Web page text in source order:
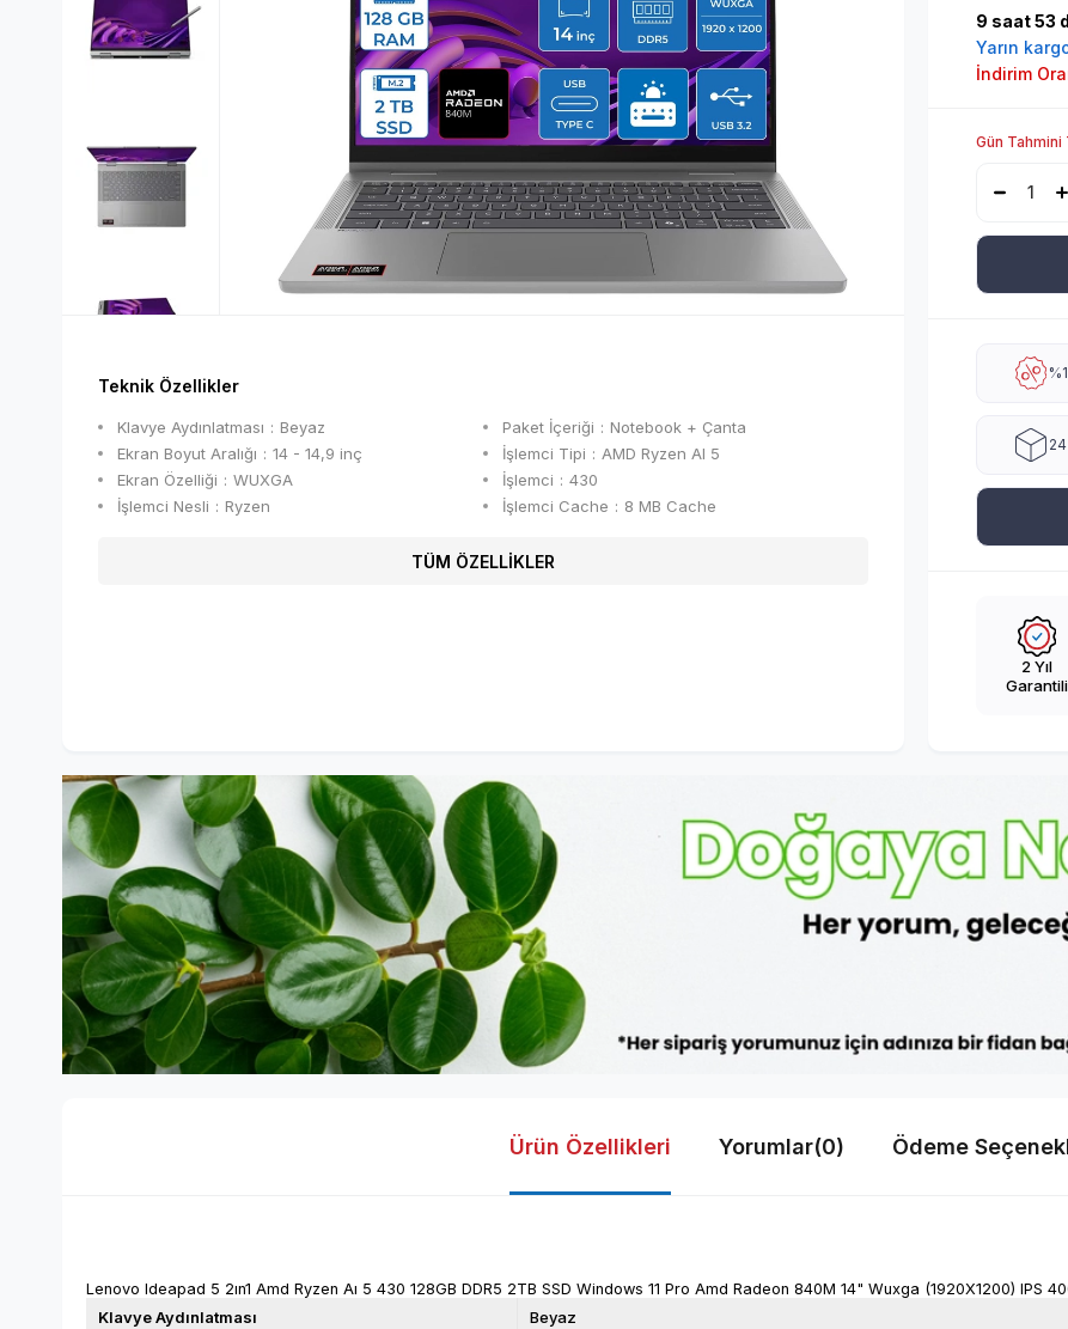
Teknik Özellikler
Klavye Aydınlatması Beyaz Paket İçeriği
Notebook + Çanta
Ekran Boyut Aralığı
14 - 14,9 inç İşlemci Tipi
AMD Ryzen AI 5
Ekran Özelliği
WUXGA İşlemci
430
İşlemci Nesli
Ryzen İşlemci Cache 8 MB Cache
TÜM ÖZELLİKLER
9 saat53
Yarın
İndirim
Gün
2 Yıl
Garantili
Ürün Özellikleri Yorumlar(0) Ödeme
Lenovo Ideapad 5 2ın1 Amd Ryzen Aı 5 430 128GB DDR5 2TB SSD Windows 11 Pro Amd Radeon 840M 14" Wuxga (1920X1200) IPS
Klavye Aydınlatması Beyaz